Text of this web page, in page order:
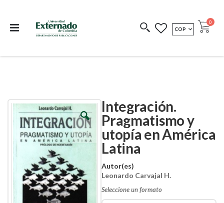
COEDICIONES REDIMIR CÓDIGO
MONEDA
COP Cart
0
Integración.
Pragmatismo y
utopía en América
Latina
Autor(es)
Leonardo Carvajal H.
Seleccione un formato
Skip
Skip
beginning